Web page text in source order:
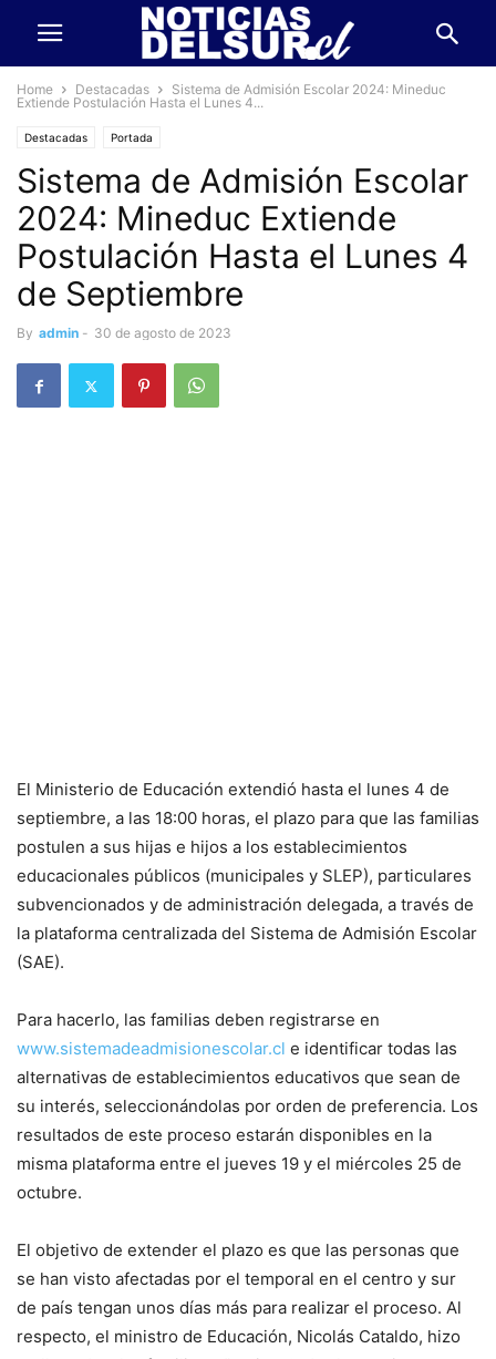
Home Destacadas
Sistema de Admisión Escolar 2024: Mineduc
Extiende Postulación Hasta el Lunes 4...
Destacadas Portada
Sistema de Admisión Escolar
2024: Mineduc Extiende
Postulación Hasta el Lunes 4
de Septiembre
By admin - 30 de agosto de 2023
El Ministerio de Educación extendió hasta el lunes 4 de
septiembre, a las 18:00 horas, el plazo para que las familias
postulen a sus hijas e hijos a los establecimientos
educacionales públicos (municipales y SLEP), particulares
subvencionados y de administración delegada, a través de
la plataforma centralizada del Sistema de Admisión Escolar
(SAE).
Para hacerlo, las familias deben registrarse en
www.sistemadeadmisionescolar.cl e identificar todas las
alternativas de establecimientos educativos que sean de
su interés, seleccionándolas por orden de preferencia. Los
resultados de este proceso estarán disponibles en la
misma plataforma entre el jueves 19 y el miércoles 25 de
octubre.
El objetivo de extender el plazo es que las personas que
se han visto afectadas por el temporal en el centro y sur
de país tengan unos días más para realizar el proceso. Al
respecto, el ministro de Educación, Nicolás Cataldo, hizo